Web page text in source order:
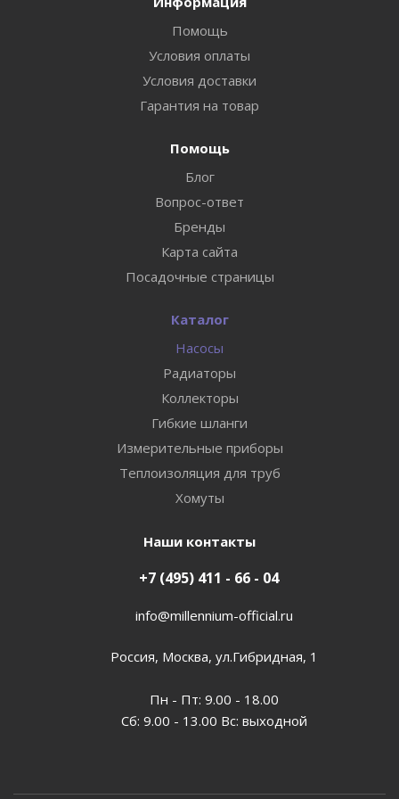
Помощь
Условия оплаты
Условия доставки
Гарантия на товар
Помощь
Блог
Вопрос-ответ
Бренды
Карта сайта
Посадочные страницы
Каталог
Насосы
Радиаторы
Коллекторы
Гибкие шланги
Измерительные приборы
Теплоизоляция для труб
Хомуты
Наши контакты
+7 (495) 411 - 66 - 04
info@millennium-official.ru
Россия, Москва, ул.Гибридная, 1
Пн - Пт: 9.00 - 18.00
Сб: 9.00 - 13.00 Вс: выходной